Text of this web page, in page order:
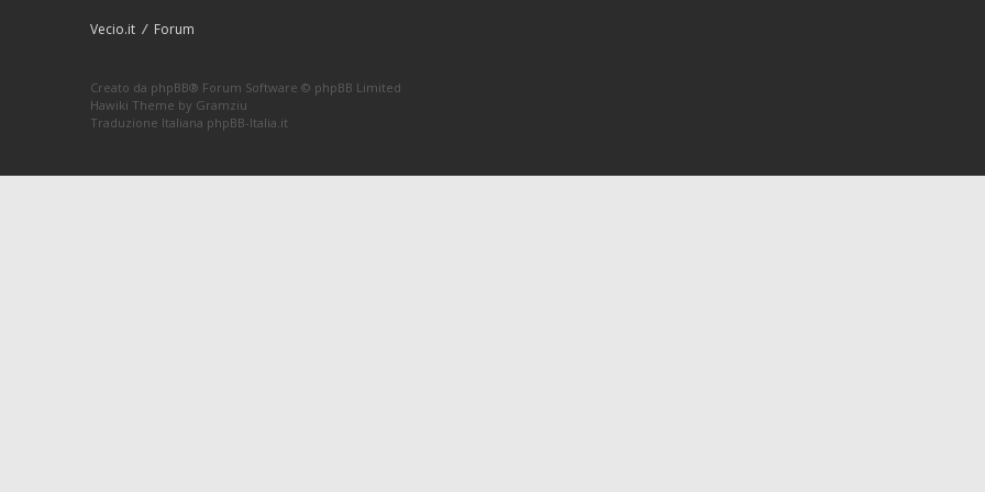
Vecio.it Forum
Creato da phpBB® Forum Software © phpBB Limited
Hawiki Theme by Gramziu
Traduzione Italiana phpBB-Italia.it